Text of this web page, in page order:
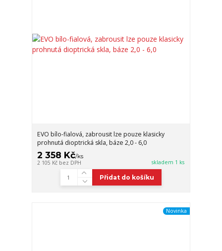
EVO bílo-fialová, zabrousit lze pouze klasicky
prohnutá dioptrická skla, báze 2,0 - 6,0
2 358 Kč/ks
2 105 Kč bez DPH skladem 1 ks
Přidat do košíku
Novinka